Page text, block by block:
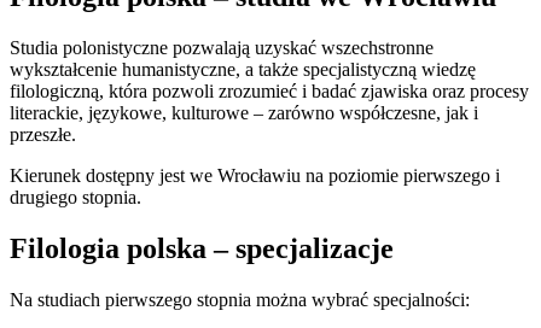
Studia polonistyczne pozwalają uzyskać wszechstronne
wykształcenie humanistyczne, a także specjalistyczną wiedzę
filologiczną, która pozwoli zrozumieć i badać zjawiska oraz procesy
literackie, językowe, kulturowe – zarówno współczesne, jak i
przeszłe.
Kierunek dostępny jest we Wrocławiu na poziomie pierwszego i
drugiego stopnia.
Filologia polska – specjalizacje
Na studiach pierwszego stopnia można wybrać specjalności: